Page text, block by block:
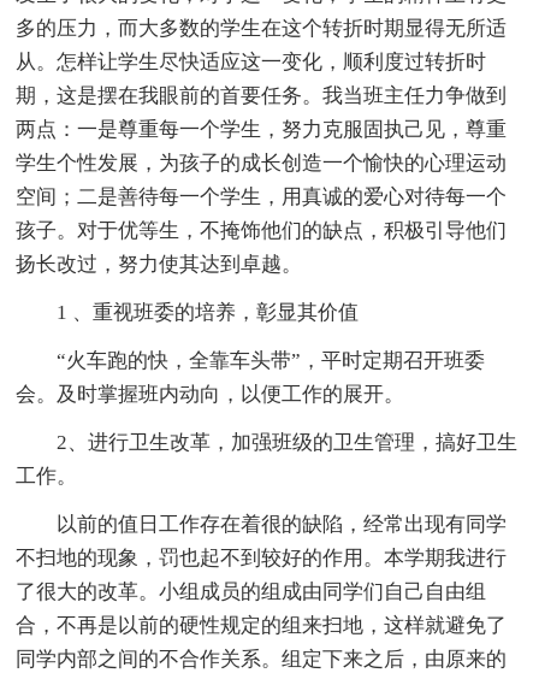
多的压力，而大多数的学生在这个转折时期显得无所适
从。怎样让学生尽快适应这一变化，顺利度过转折时
期，这是摆在我眼前的首要任务。我当班主任力争做到
两点：一是尊重每一个学生，努力克服固执己见，尊重
学生个性发展，为孩子的成长创造一个愉快的心理运动
空间；二是善待每一个学生，用真诚的爱心对待每一个
孩子。对于优等生，不掩饰他们的缺点，积极引导他们
扬长改过，努力使其达到卓越。
1 、重视班委的培养，彰显其价值
“火车跑的快，全靠车头带”，平时定期召开班委
会。及时掌握班内动向，以便工作的展开。
2、进行卫生改革，加强班级的卫生管理，搞好卫生
工作。
以前的值日工作存在着很的缺陷，经常出现有同学
不扫地的现象，罚也起不到较好的作用。本学期我进行
了很大的改革。小组成员的组成由同学们自己自由组
合，不再是以前的硬性规定的组来扫地，这样就避免了
同学内部之间的不合作关系。组定下来之后，由原来的